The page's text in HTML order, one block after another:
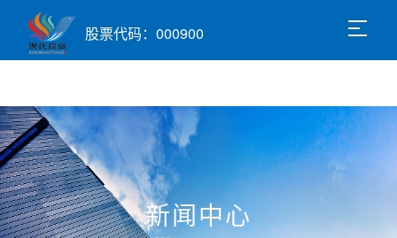
股票代码：000900
新闻中心